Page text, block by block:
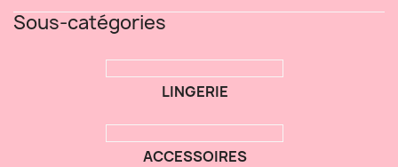
Sous-catégories
LINGERIE
ACCESSOIRES